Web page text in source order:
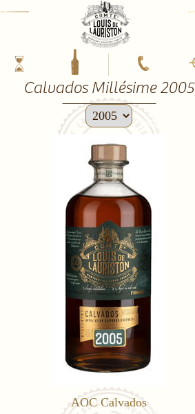
Calvados Millésime 2005
AOC Calvados